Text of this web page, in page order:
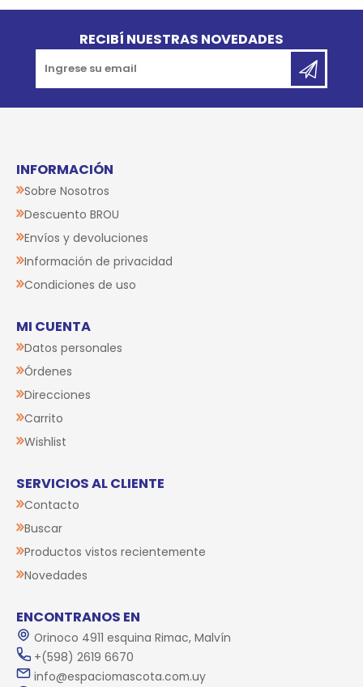
RECIBÍ NUESTRAS NOVEDADES
INFORMACIÓN
Sobre Nosotros
Descuento BROU
Envíos y devoluciones
Información de privacidad
Condiciones de uso
MI CUENTA
Datos personales
Órdenes
Direcciones
Carrito
Wishlist
SERVICIOS AL CLIENTE
Contacto
Buscar
Productos vistos recientemente
Novedades
ENCONTRANOS EN
Orinoco 4911 esquina Rimac, Malvín
+(598) 2619 6670
info@espaciomascota.com.uy